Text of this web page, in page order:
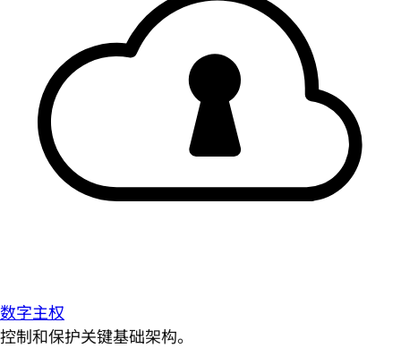
数字主权
控制和保护关键基础架构。